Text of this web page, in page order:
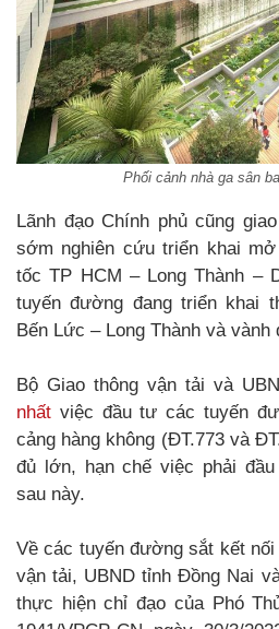
Phối cảnh nhà ga sân
Lãnh đạo Chính phủ cũng
sớm nghiên cứu triển khai
tốc TP HCM – Long Thành –
tuyến đường đang triển khai
Bến Lức – Long Thành và vành
Bộ Giao thông vận tải và
nhất việc đầu tư các tuyến
cảng hàng không (ĐT.773 và
đủ lớn, hạn chế việc phải
sau này.
Về các tuyến đường sắt kết
vận tải, UBND tỉnh Đồng Nai
thực hiện chỉ đạo của Phó